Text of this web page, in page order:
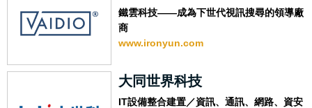
鐵雲科技——成為下世代視訊搜尋的領導廠
商
www.ironyun.com
大同世界科技
IT設備整合建置／資訊、通訊、網路、資安